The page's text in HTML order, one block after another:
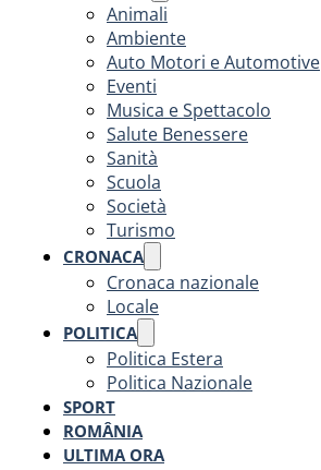
Animali
Ambiente
Auto Motori e Automotive
Eventi
Musica e Spettacolo
Salute Benessere
Sanità
Scuola
Società
Turismo
CRONACA
Cronaca nazionale
Locale
POLITICA
Politica Estera
Politica Nazionale
SPORT
ROMÂNIA
ULTIMA ORA